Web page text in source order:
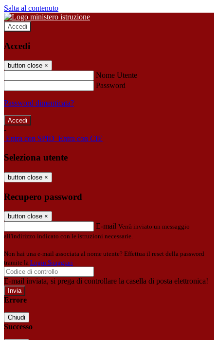
Salta al contenuto
Accedi
Accedi
button close ×
Nome Utente
Password
Password dimenticata?
-
Entra con SPID Entra con CIE
Seleziona utente
button close ×
Recupero password
button close ×
E-mail Verrà inviato un messaggio
all'indirizzo indicato con le istruzioni necessarie.
Non hai una e-mail associata al nome utente? Effettua il reset della password
tramite la Login Spaggiari
E-mail inviata, si prega di controllare la casella di posta elettronica!
Errore
Chiudi
Successo